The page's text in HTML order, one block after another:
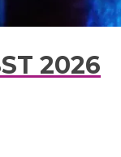
2026